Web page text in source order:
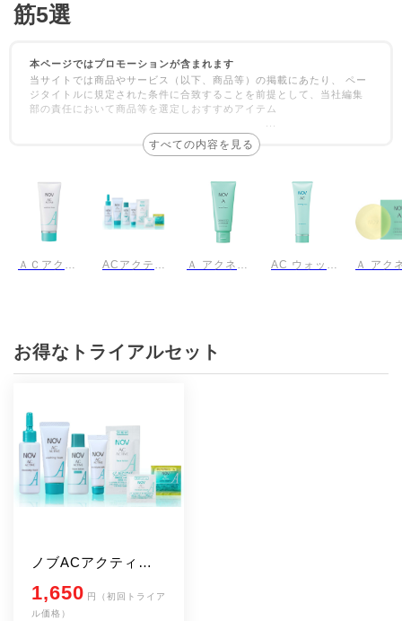
筋5選
本ページではプロモーションが含まれます
当サイトでは商品やサービス（以下、商品等）の掲載にあたり、 ペー
ジタイトルに規定された条件に合致することを前提として、当社編集
部の責任において商品等を選定しおすすめアイテム
ＡＣアクティブ ウォッシングフォーム 医薬部外品 ACアクティブシリーズ トライアルセット Ａ アクネフォーム 医薬部外品 AC ウォッシングフォーム 医薬部外品
お得なトライアルセット
ノブACアクティブ
シリーズ トライアル
セット
1,650 円（初回トライア
ル価格）